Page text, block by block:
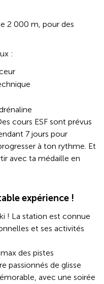
2 000 m, pour des
:
cours ESF sont prévus
7 jours pour
à ton rythme. Et
avec ta médaille en
expérience !
! La station est connue
et ses activités
des pistes
passionnés de glisse
avec une soirée